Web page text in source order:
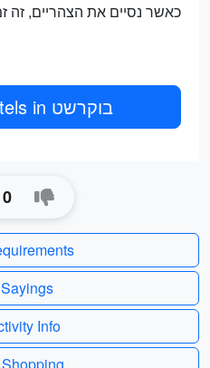
כאשר נסיים את הצהריים, זה
Find Hotels in בוקרשט
0
Info